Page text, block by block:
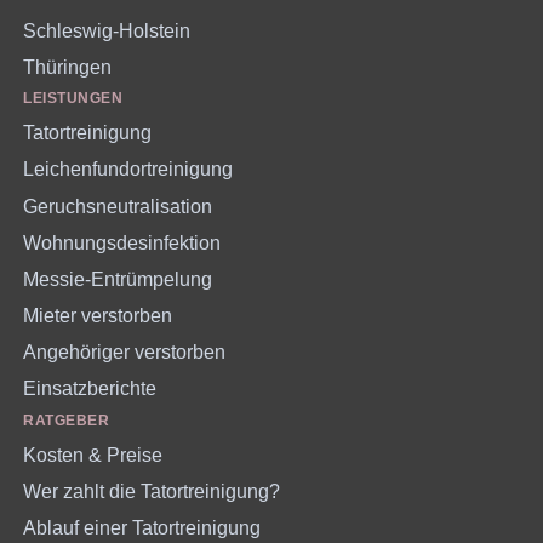
Schleswig-Holstein
Thüringen
LEISTUNGEN
Tatortreinigung
Leichenfundortreinigung
Geruchsneutralisation
Wohnungsdesinfektion
Messie-Entrümpelung
Mieter verstorben
Angehöriger verstorben
Einsatzberichte
RATGEBER
Kosten & Preise
Wer zahlt die Tatortreinigung?
Ablauf einer Tatortreinigung